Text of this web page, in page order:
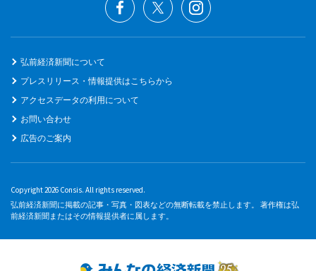
弘前経済新聞について
プレスリリース・情報提供はこちらから
アクセスデータの利用について
お問い合わせ
広告のご案内
Copyright 2026 Consis. All rights reserved.
弘前経済新聞に掲載の記事・写真・図表などの無断転載を禁止します。 著作権は弘
前経済新聞またはその情報提供者に属します。